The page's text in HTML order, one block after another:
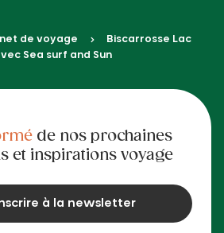
de voyage
Biscarrosse Lac
Sea surf and Sun
de nos prochaines
et inspirations voyage
à la newsletter